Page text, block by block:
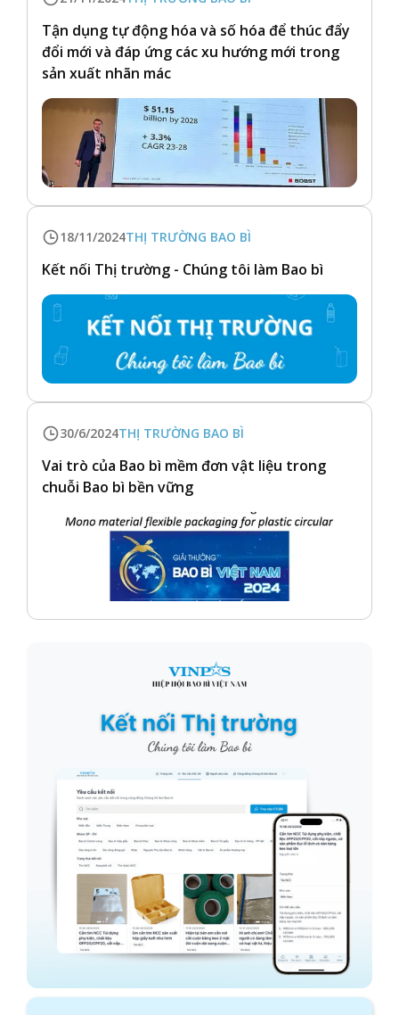
Tận dụng tự động hóa và số hóa để thúc đẩy
đổi mới và đáp ứng các xu hướng mới trong
sản xuất nhãn mác
18/11/2024THỊ TRƯỜNG BAO BÌ
Kết nối Thị trường - Chúng tôi làm Bao bì
30/6/2024THỊ TRƯỜNG BAO BÌ
Vai trò của Bao bì mềm đơn vật liệu trong
chuỗi Bao bì bền vững